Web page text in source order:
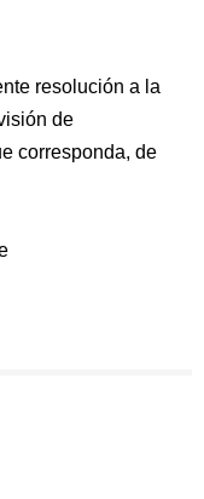
resolución a la
de
corresponda, de